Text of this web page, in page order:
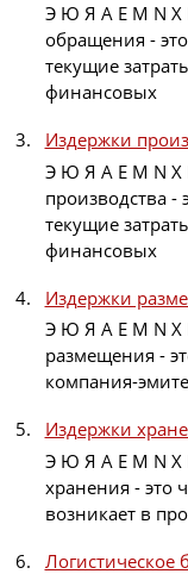
Э Ю Я A E M N X
обращения -
текущие
финансовых
Издержки
Э Ю Я A E M N X
производства
текущие
финансовых
Издержки
Э Ю Я A E M N X
размещения -
компания-
Издержки
Э Ю Я A E M N X
хранения - это
возникает в